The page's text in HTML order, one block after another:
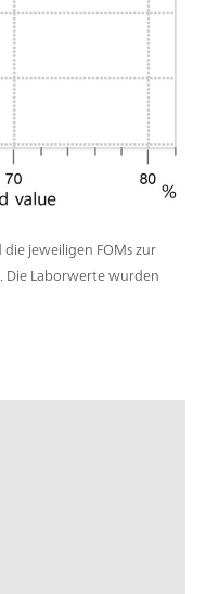
jeweiligen FOMs zur
Die Laborwerte wurden